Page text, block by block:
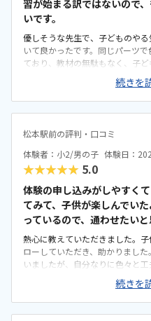
習が始まる訳ではないので
いです。
優しそうな先生で、子どものや
いて良かったです。同じパーツ
ており、教材の無駄もなく、子
と思いました。松本駅近くで利
があるので送り迎えは必須な点
以上にこじんまりとした室内で
保されていそうなので、あまり
はないでしょうか。「早くでき
していました。本人も好きな作業
いたようです。
続きを
松本駅前の評判・口コミ
体験者：小2/男の子 体験日：
★★★★★ 5.0
体験の申し込みがしやすく
てみて、子供が楽しんでい
っているので、通わせたいと
熱心に教えていただきました。
ローしていただき、助かりまし
いましたが、自分なりに色々と
ても熱中していたので、よかっ
だと思います。教室と駐輪場の
注意が必要だと思いました。他
来上がったロボットを見せてく
続きを